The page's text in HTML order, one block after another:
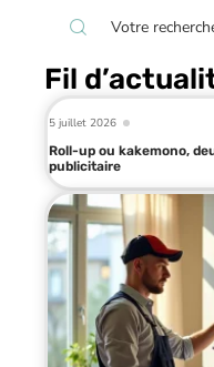
Fil
5 juillet 2026
Roll-up ou kakemono,
publicitaire